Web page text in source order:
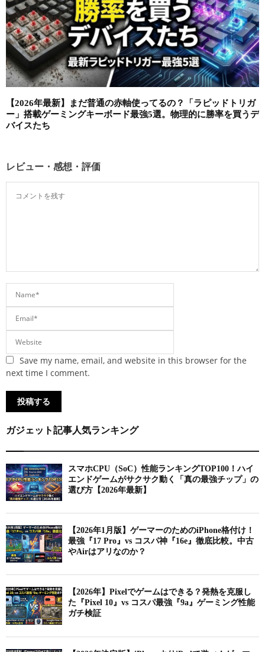
【2026年最新】まだ普通の赤軸使ってるの？「ラピッドトリガ
ー」搭載ゲーミングキーボード最強5選。物理的に勝率を買うデ
バイスたち
レビュー・感想・評価
Save my name, email, and website in this browser for the
next time I comment.
ガジェット記事人気ランキング
スマホCPU（SoC）性能ランキングTOP100！ハイ
エンドゲームがサクサク動く「真の最強チップ」の
選び方【2026年最新】
【2026年1月版】ゲーマーのためのiPhone格付け！
最強『17 Pro』vs コスパ神『16e』徹底比較。中古
やAirはアリなのか？
【2026年】Pixelでゲームはできる？発熱を克服し
た『Pixel 10』vs コスパ最強『9a』ゲーミング性能
ガチ検証